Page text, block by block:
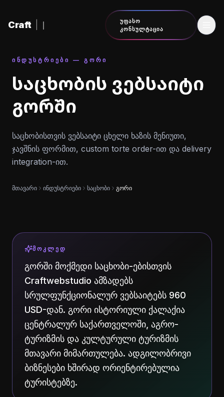
Craft
ᲣᲤᲐᲡᲝ
ᲙᲝᲜᲡᲣᲚᲢᲐᲪᲘᲐ
ᲘᲜᲓᲣᲡᲢᲠᲘᲔᲑᲘ — ᲒᲝᲠᲘ
საცხობის ვებსაიტი
გორში
საცხობისთვის ვებსაიტი ცხელი ხაზის მენიუთი,
ჯავშნის ფორმით, custom torte order-ით და delivery
integration-ით.
მთავარი ინდუსტრიები საცხობი გორი
ᲛᲝᲙᲚᲔᲓ
გორში მოქმედი საცხობი-ებისთვის
Craftwebstudio ამზადებს
სრულფუნქციონალურ ვებსაიტებს 960
USD-დან. გორი ისტორიული ქალაქია
ცენტრალურ საქართველოში, აგრო-
ტურიზმის და კულტურული ტურიზმის
მთავარი მიმართულება. ადგილობრივი
ბიზნესები ხშირად ორიენტირებულია
ტურისტებზე.